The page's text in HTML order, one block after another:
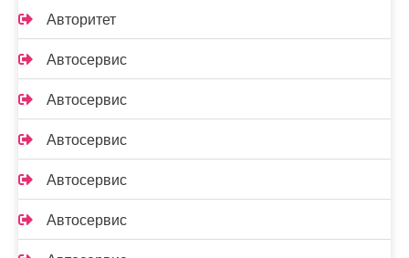
Авторитет
Автосервис
Автосервис
Автосервис
Автосервис
Автосервис